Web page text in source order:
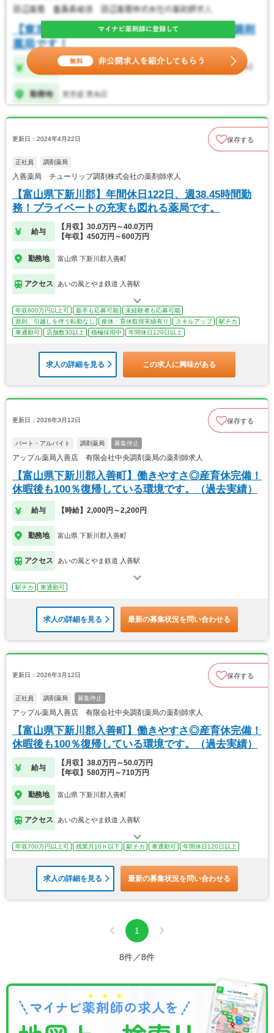
更新日：2024年4月22日 保存する
正社員 調剤薬局
入善薬局 チューリップ調剤株式会社の薬剤師求人
【富山県下新川郡】年間休日122日、週38.45時間勤
務！プライベートの充実も図れる薬局です。
給与
【月収】30.0万円～40.0万円
【年収】450万円～600万円
勤務地 富山県 下新川郡入善町
アクセス あいの風とやま鉄道 入善駅
年収600万円以上可 新卒も応募可能
未経験者も応募可能
原則、引越しを伴う転勤なし
産休・育休取得実績有り スキルアップ
駅チカ
車通勤可
店舗数30以上 積極採用中 年間休日120日以上
求人の詳細を見る この求人に興味がある
更新日：2026年3月12日 保存する
パート・アルバイト 調剤薬局 募集停止
アップル薬局入善店 有限会社中央調剤薬局の薬剤師求人
【富山県下新川郡入善町】働きやすさ◎産育休完備！
休暇後も100％復帰している環境です。（過去実績）
給与 【時給】2,000円～2,200円
勤務地 富山県 下新川郡入善町
アクセス あいの風とやま鉄道 入善駅
駅チカ 車通勤可
求人の詳細を見る 最新の募集状況を問い合わせる
更新日：2026年3月12日 保存する
正社員 調剤薬局 募集停止
アップル薬局入善店 有限会社中央調剤薬局の薬剤師求人
【富山県下新川郡入善町】働きやすさ◎産育休完備！
休暇後も100％復帰している環境です。（過去実績）
給与
【月収】38.0万円～50.0万円
【年収】580万円～710万円
勤務地 富山県 下新川郡入善町
アクセス あいの風とやま鉄道 入善駅
年収700万円以上可 残業月10ｈ以下 駅チカ 車通勤可 年間休日120日以上
求人の詳細を見る 最新の募集状況を問い合わせる
1
8件／8件